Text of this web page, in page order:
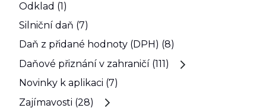
Odklad (1)
Silniční daň (7)
Daň z přidané hodnoty (DPH) (8)
Daňové přiznání v zahraničí (111)
Novinky k aplikaci (7)
Zajímavosti (28)